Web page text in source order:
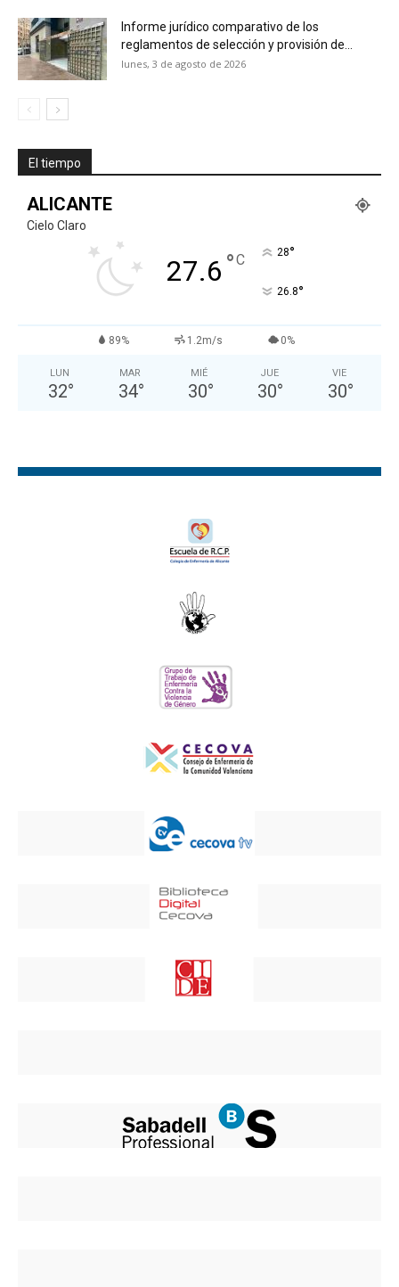
Informe jurídico comparativo de los
reglamentos de selección y provisión de...
lunes, 3 de agosto de 2026
El tiempo
ALICANTE
Cielo Claro
27.6 °C 28°
26.8°
89% 1.2m/s 0%
LUN
32°
MAR
34°
MIÉ
30°
JUE
30°
VIE
30°